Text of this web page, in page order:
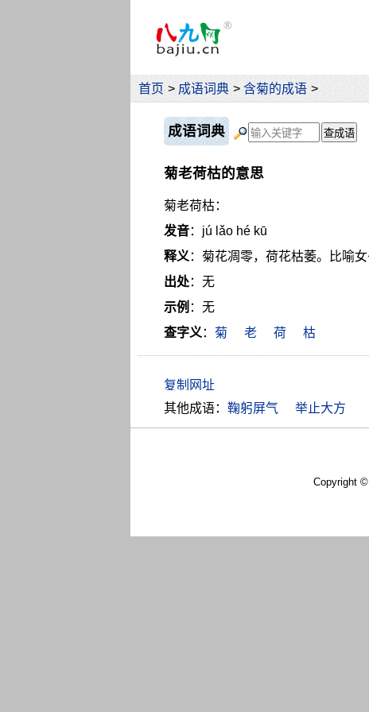
首页 > 成语词典 > 含菊的成语 >
成语词典
菊老荷枯的意思
菊老荷枯：
发音：jú lǎo hé kū
释义 ：菊花凋零，荷花枯萎。比喻女
出处：无
示例 ：无
查字义 ： 菊 老 荷 枯
其他成语： 鞠躬屏气 举止大方
Copyright